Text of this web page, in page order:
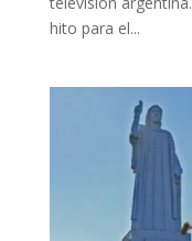
hito para el...